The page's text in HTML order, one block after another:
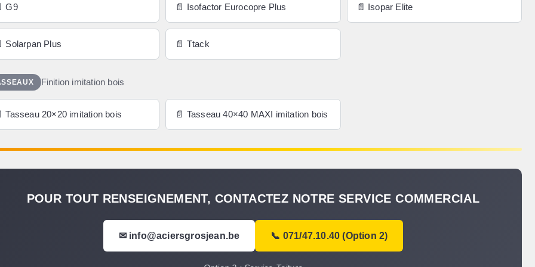
G9 📄 Isofactor Eurocopre Plus 📄 Isopar Elite
Solarpan Plus 📄 Ttack
Finition imitation bois
Tasseau 20×20 imitation bois 📄 Tasseau 40×40 MAXI imitation bois
POUR TOUT RENSEIGNEMENT, CONTACTEZ NOTRE SERVICE COMMERCIAL
✉ info@aciersgrosjean.be 📞 071/47.10.40 (Option 2)